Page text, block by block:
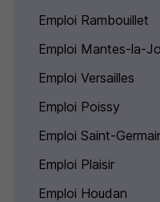
Emploi Rambouillet
Emploi Mantes-la-
Emploi Versailles
Emploi Poissy
Emploi Saint-
Emploi Plaisir
Emploi Houdan